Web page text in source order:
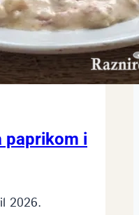
paprikom i
2026.